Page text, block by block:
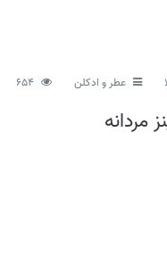
عطر و ادکلن 654